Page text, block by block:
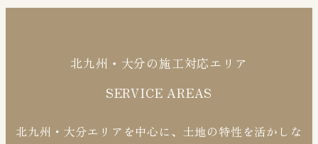
北九州・大分の施工対応エリア
SERVICE AREAS
北九州・大分エリアを中心に、土地の特性を活かしな